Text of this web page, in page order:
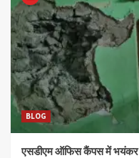
BLOG
एसडीएम ऑफिस कैंपस में भयंकर